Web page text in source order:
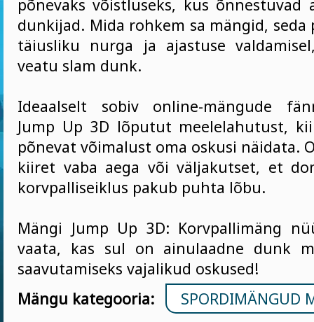
põnevaks võistluseks, kus õnnestuvad
dunkijad. Mida rohkem sa mängid, seda
täiusliku nurga ja ajastuse
veatu slam dunk.
Ideaalselt sobiv online-mängude
Jump Up 3D lõputut meelelahutust,
põnevat võimalust oma oskusi näidata.
kiiret vaba aega või väljakutset, et
korvpalliseiklus pakub puhta lõbu.
Mängi Jump Up 3D: Korvpallimäng
vaata, kas sul on ainulaadne dunk
saavutamiseks vajalikud oskused!
Mängu kategooria:
SPORDIMÄNGUD